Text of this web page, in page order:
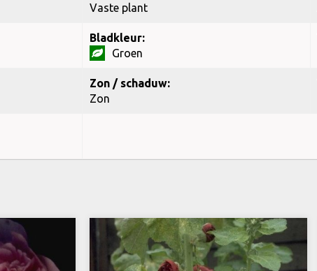
Vaste plant
Bladkleur:
Groen
Zon / schaduw:
Zon